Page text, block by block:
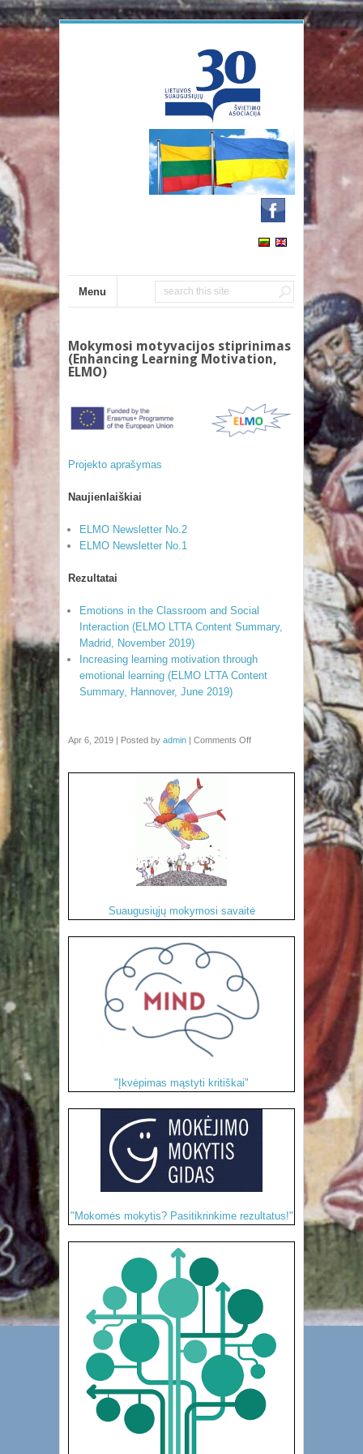
Menu
Mokymosi motyvacijos stiprinimas
(Enhancing Learning Motivation,
ELMO)
Projekto aprašymas
Naujienlaiškiai
ELMO Newsletter No.2
ELMO Newsletter No.1
Rezultatai
Emotions in the Classroom and Social
Interaction (ELMO LTTA Content Summary,
Madrid, November 2019)
Increasing learning motivation through
emotional learning (ELMO LTTA Content
Summary, Hannover, June 2019)
Apr 6, 2019 | Posted by admin | Comments Off
Suaugusiųjų mokymosi savaitė
"Įkvėpimas mąstyti kritiškai"
"Mokomės mokytis? Pasitikrinkime rezultatus!"